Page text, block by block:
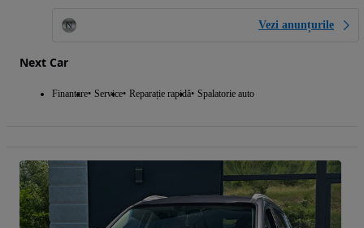
Vezi anunțurile
Next Car
Finantare Service Reparație rapidă Spalatorie auto